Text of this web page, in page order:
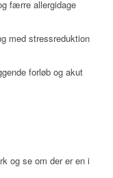
færre allergidage
med stressreduktion
forløb og akut
og se om der er en i